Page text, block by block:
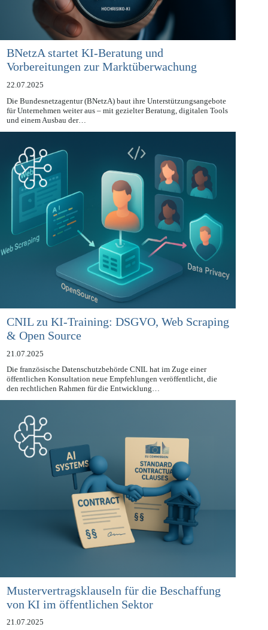
BNetzA startet KI-Beratung und
Vorbereitungen zur Marktüberwachung
22.07.2025
Die Bundesnetzagentur (BNetzA) baut ihre Unterstützungsangebote
für Unternehmen weiter aus – mit gezielter Beratung, digitalen Tools
und einem Ausbau der…
CNIL zu KI-Training: DSGVO, Web Scraping
& Open Source
21.07.2025
Die französische Datenschutzbehörde CNIL hat im Zuge einer
öffentlichen Konsultation neue Empfehlungen veröffentlicht, die
den rechtlichen Rahmen für die Entwicklung…
Mustervertragsklauseln für die Beschaffung
von KI im öffentlichen Sektor